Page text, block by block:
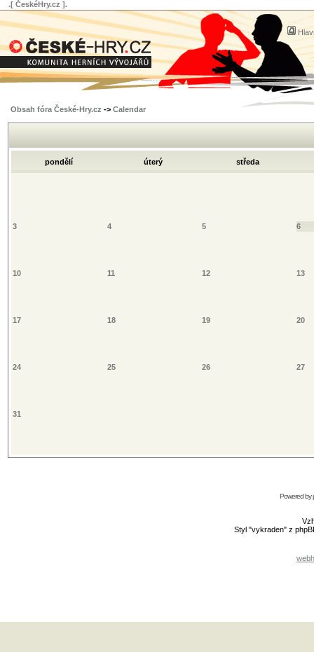
.[ ČeskéHry.cz ].
Obsah fóra České-Hry.cz -> Calendar
pondělí úterý středa
3 4 5 6
10 11 12 13
17 18 19 20
24 25 26 27
31
Powered by
Styl "vykraden" z